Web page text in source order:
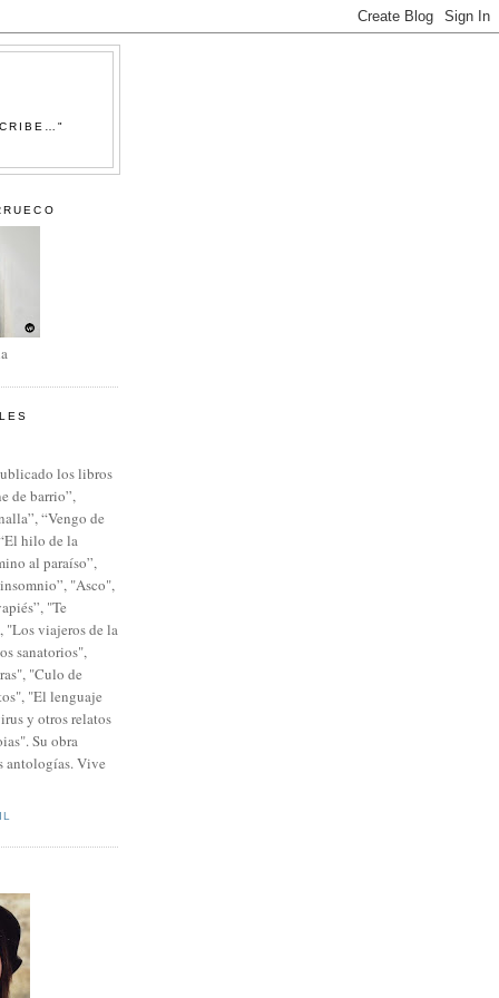
los libros
de barrio”,
“Vengo de
hilo de la
al paraíso”,
insomnio”, "Asco",
"Te
"Los viajeros de la
sanatorios",
"Culo de
"El lenguaje
y otros relatos
Su obra
antologías. Vive